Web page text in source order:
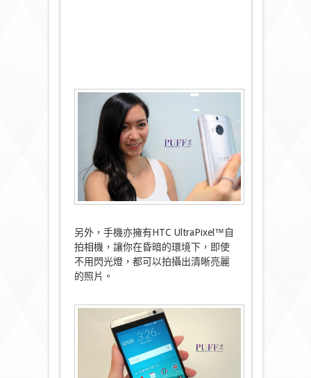
另外，手機亦擁有HTC UltraPixel™自
拍相機，讓你在昏暗的環境下，即使
不用閃光燈，都可以拍攝出清晰亮麗
的照片。